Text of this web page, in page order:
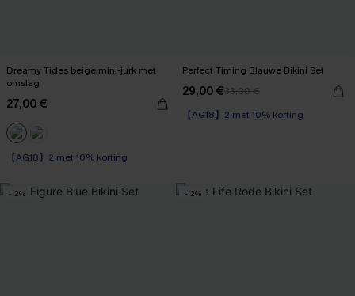
Dreamy Tides beige mini-jurk met
omslag
27,00 €
【AG18】2 met 10% korting
Perfect Timing Blauwe Bikini Set
29,00 €33,00 €
【AG18】2 met 10% korting
-12% -12%